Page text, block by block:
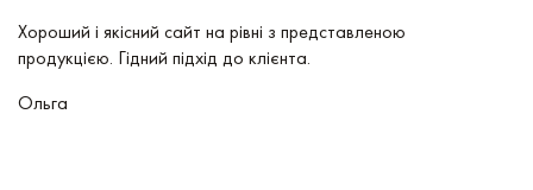
Хороший і якісний сайт на рівні з представленою
продукцією. Гідний підхід до клієнта.
Ольга